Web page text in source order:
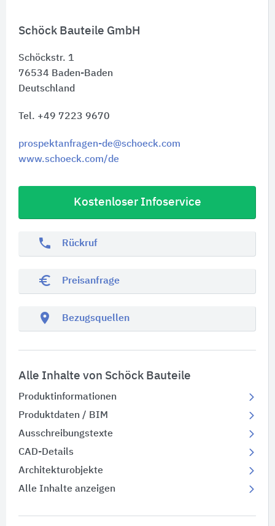
Schöck Bauteile GmbH
Schöckstr. 1
76534 Baden-Baden
Deutschland
Tel. +49 7223 9670
prospektanfragen-de@schoeck.com
www.schoeck.com/de
Kostenloser Infoservice
phone Rückruf
euro_symbol Preisanfrage
location_on Bezugsquellen
Alle Inhalte von Schöck Bauteile
Produktinformationen
Produktdaten / BIM
Ausschreibungstexte
CAD-Details
Architekturobjekte
Alle Inhalte anzeigen